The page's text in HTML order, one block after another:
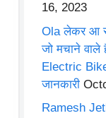
16, 2023
Ola लेकर आ
जो मचाने
Electric
जानकारी
Ramesh